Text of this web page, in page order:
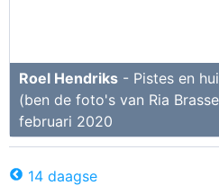
Roel Hendriks - Pistes en
(ben de foto's van Ria
februari 2020
14 daagse